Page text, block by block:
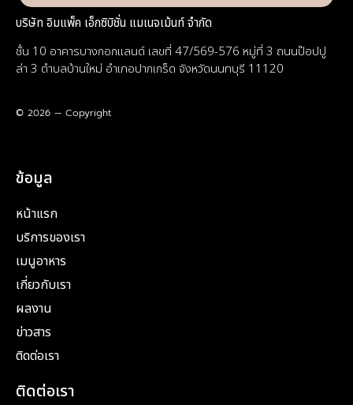
บริษัท อิมแพ็ค เอ็กซิบิชั่น แมเนจเม้นท์ จำกัด
ชั้น 10 อาคารบางกอกแลนด์ เลขที่ 47/569-576 หมู่ที่ 3 ถนนป๊อปปู
ล่า 3 ตำบลบ้านใหม่ อำเภอปากเกร็ด จังหวัดนนทบุรี 11120
© 2026 — Copyright
ข้อมูล
หน้าแรก
บริการของเรา
เมนูอาหาร
เกี่ยวกับเรา
ผลงาน
ข่าวสาร
ติดต่อเรา
ติดต่อเรา